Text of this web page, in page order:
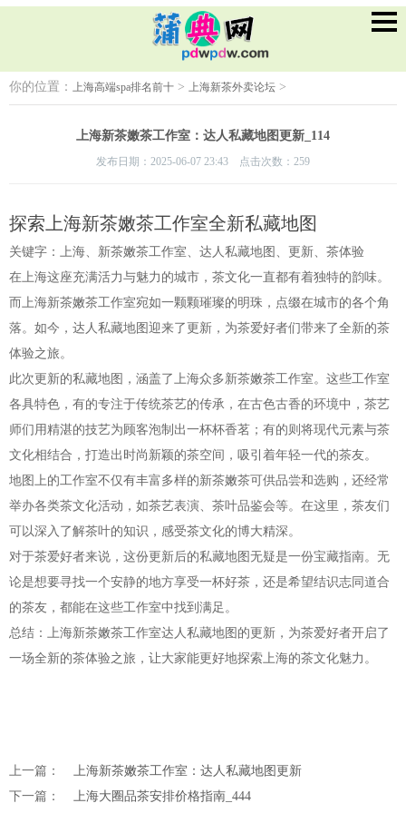
你的位置： 上海高端spa排名前十 > 上海新茶外卖论坛 >
上海新茶嫩茶工作室：达人私藏地图更新_114
发布日期：2025-06-07 23:43 点击次数：259
探索上海新茶嫩茶工作室全新私藏地图
关键字：上海、新茶嫩茶工作室、达人私藏地图、更新、茶体验
在上海这座充满活力与魅力的城市，茶文化一直都有着独特的韵味。
而上海新茶嫩茶工作室宛如一颗颗璀璨的明珠，点缀在城市的各个角
落。如今，达人私藏地图迎来了更新，为茶爱好者们带来了全新的茶
体验之旅。
此次更新的私藏地图，涵盖了上海众多新茶嫩茶工作室。这些工作室
各具特色，有的专注于传统茶艺的传承，在古色古香的环境中，茶艺
师们用精湛的技艺为顾客泡制出一杯杯香茗；有的则将现代元素与茶
文化相结合，打造出时尚新颖的茶空间，吸引着年轻一代的茶友。
地图上的工作室不仅有丰富多样的新茶嫩茶可供品尝和选购，还经常
举办各类茶文化活动，如茶艺表演、茶叶品鉴会等。在这里，茶友们
可以深入了解茶叶的知识，感受茶文化的博大精深。
对于茶爱好者来说，这份更新后的私藏地图无疑是一份宝藏指南。无
论是想要寻找一个安静的地方享受一杯好茶，还是希望结识志同道合
的茶友，都能在这些工作室中找到满足。
总结：上海新茶嫩茶工作室达人私藏地图的更新，为茶爱好者开启了
一场全新的茶体验之旅，让大家能更好地探索上海的茶文化魅力。
上一篇：
上海新茶嫩茶工作室：达人私藏地图更新
下一篇：
上海大圈品茶安排价格指南_444